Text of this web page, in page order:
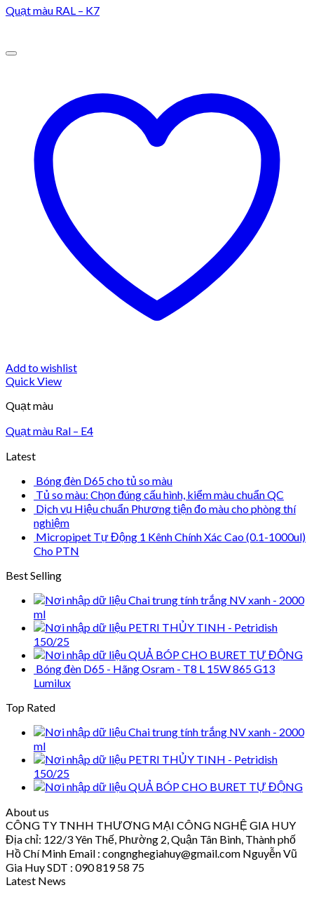
Quạt màu RAL – K7
Add to wishlist
Quick View
Quạt màu
Quạt màu Ral – E4
Latest
Bóng đèn D65 cho tủ so màu
Tủ so màu: Chọn đúng cấu hình, kiểm màu chuẩn QC
Dịch vụ Hiệu chuẩn Phương tiện đo màu cho phòng thí
nghiệm
Micropipet Tự Động 1 Kênh Chính Xác Cao (0.1-1000ul)
Cho PTN
Best Selling
Chai trung tính trắng NV xanh - 2000
ml
PETRI THỦY TINH - Petridish
150/25
QUẢ BÓP CHO BURET TỰ ĐỘNG
Bóng đèn D65 - Hãng Osram - T8 L 15W 865 G13
Lumilux
Top Rated
Chai trung tính trắng NV xanh - 2000
ml
PETRI THỦY TINH - Petridish
150/25
QUẢ BÓP CHO BURET TỰ ĐỘNG
About us
CÔNG TY TNHH THƯƠNG MẠI CÔNG NGHỆ GIA HUY
Địa chỉ: 122/3 Yên Thế, Phường 2, Quận Tân Bình, Thành phố
Hồ Chí Minh Email : congnghegiahuy@gmail.com Nguyễn Vũ
Gia Huy SDT : 090 819 58 75
Latest News